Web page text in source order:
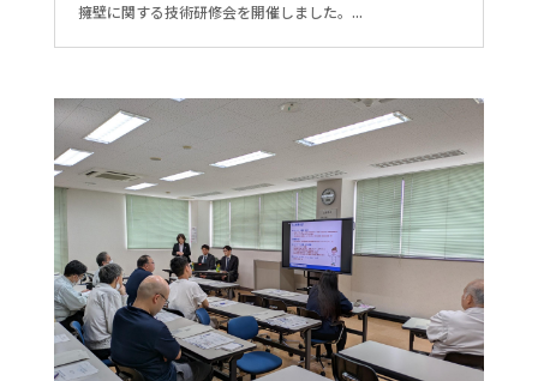
擁壁に関する技術研修会を開催しました。...